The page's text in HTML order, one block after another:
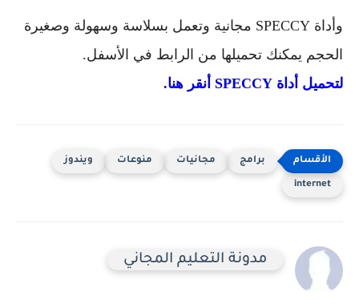
وأداة SPECCY مجانية وتعمل بسلاسة وسهولة وصغيرة
الحجم يمكنك تحميلها من الرابط في الأسفل.
لتحميل أداة SPECCY أنقر هنا.
برامج مجانيات منوعات ويندوز
internet
مدونة التعليم المجاني